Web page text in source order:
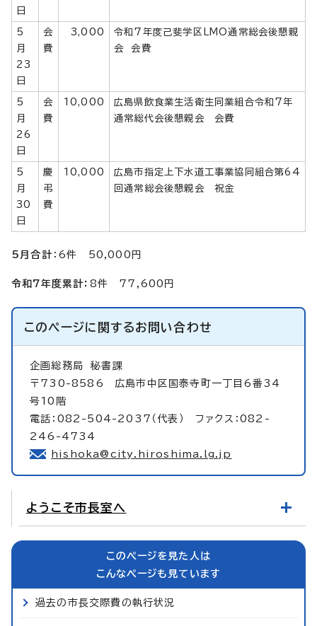
日
5
月
23
日
会
費
3,000
令和7年度己斐学区LMO通常総会後懇親
会 会費
5
月
26
日
会
費
10,000
広島県飲食業生活衛生同業組合令和7年
通常総代会後懇親会 会費
5
月
30
日
慶
弔
費
10,000
広島市指定上下水道工事業協同組合第64
回通常総会後懇親会 祝金
5月合計 ：6件 50,000円
令和7年度累計： 8件 77,600円
このページに関するお問い合わせ
企画総務局秘書課
〒730-8586 広島市中区国泰寺町一丁目6番34
号10階
電話：082-504-2037（代表） ファクス：082-
246-4734
hishoka@city.hiroshima.lg.jp
ようこそ市長室へ
このページを見た人は
こんなページも見ています
過去の市長交際費の執行状況